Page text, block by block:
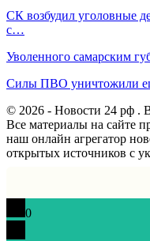
СК возбудил уголовные
с…
Уволенного самарским
Силы ПВО уничтожили
© 2026 - Новости 24 рф .
Все материалы на сайте
наш онлайн агрегатор
открытых источников с
0